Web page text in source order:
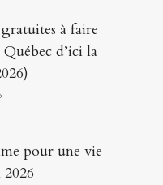
à faire
d’ici la
pour une vie